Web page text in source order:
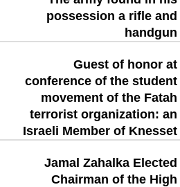
possession a rifle and
handgun
Guest of honor at
conference of the student
movement of the Fatah
terrorist organization: an
Israeli Member of Knesset
Jamal Zahalka Elected
Chairman of the High